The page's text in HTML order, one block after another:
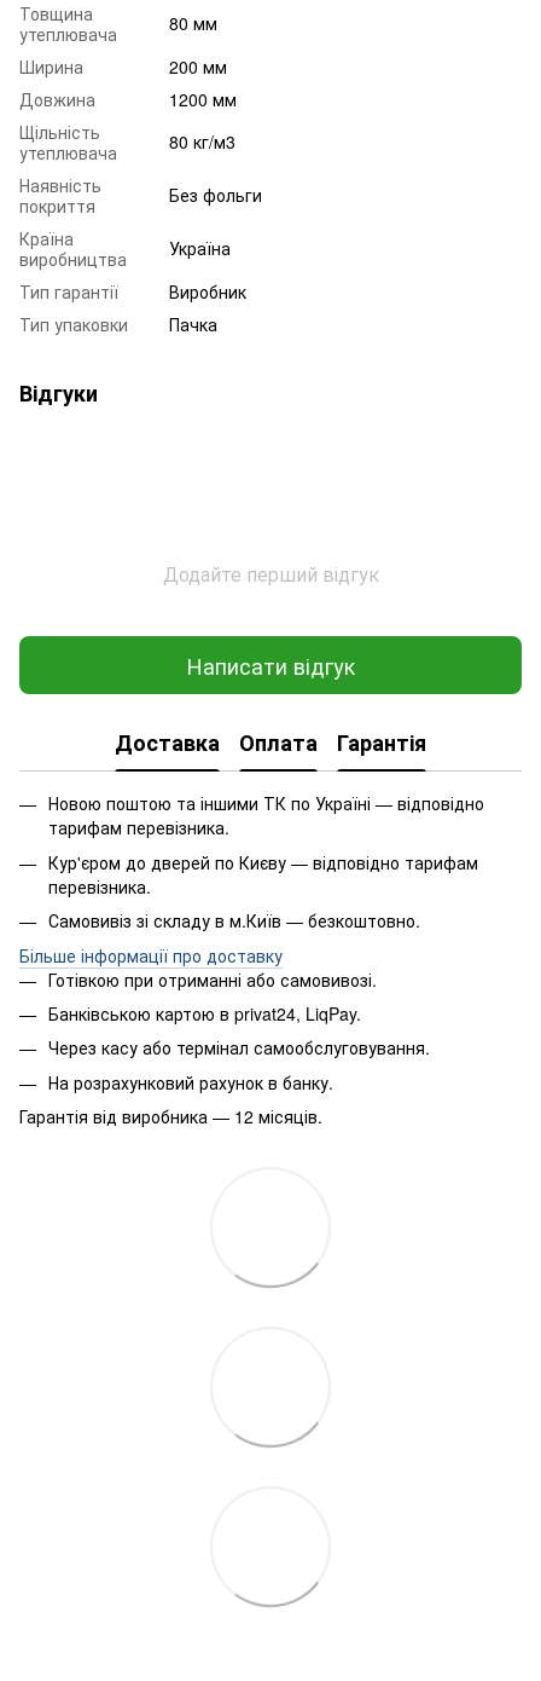
Товщина
утеплювача
80 мм
Ширина
200 мм
Довжина
1200 мм
Щільність
утеплювача
80 кг/м3
Наявність
покриття
Без фольги
Країна
виробництва
Україна
Тип гарантії
Виробник
Тип упаковки
Пачка
Відгуки
Додайте перший відгук
Написати відгук
Доставка Оплата Гарантія
Новою поштою та іншими ТК по Україні — відповідно
тарифам перевізника.
Кур'єром до дверей по Києву — відповідно тарифам
перевізника.
Самовивіз зі складу в м.Київ — безкоштовно.
Більше інформації про доставку
Готівкою при отриманні або самовивозі.
Банківською картою в privat24, LiqPay.
Через касу або термінал самообслуговування.
На розрахунковий рахунок в банку.
Гарантія від виробника — 12 місяців.